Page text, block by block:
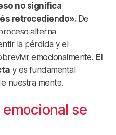
no significa
retrocediendo». De
alterna
la pérdida y el
emocionalmente. El
y es fundamental
nuestra mente.
se